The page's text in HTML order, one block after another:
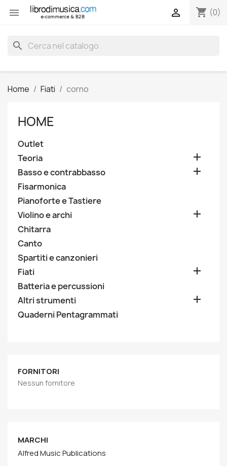
 shopping_cart (0)

search
Home Fiati corno
HOME
Outlet
Teoria

Basso e contrabbasso 
Fisarmonica
Pianoforte e Tastiere
Violino e archi

Chitarra
Canto
Spartiti e canzonieri
Fiati

Batteria e percussioni
Altri strumenti

Quaderni Pentagrammati
FORNITORI
Nessun fornitore
MARCHI
Alfred Music Publications